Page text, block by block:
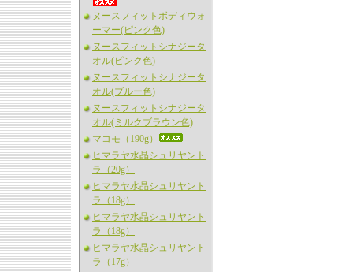
ヌースフィットボディウォ
ーマー(ピンク色)
ヌースフィットシナジータ
オル(ピンク色)
ヌースフィットシナジータ
オル(ブルー色)
ヌースフィットシナジータ
オル(ミルクブラウン色)
マコモ（190g）
ヒマラヤ水晶シュリヤント
ラ（20g）
ヒマラヤ水晶シュリヤント
ラ（18g）
ヒマラヤ水晶シュリヤント
ラ（18g）
ヒマラヤ水晶シュリヤント
ラ（17g）